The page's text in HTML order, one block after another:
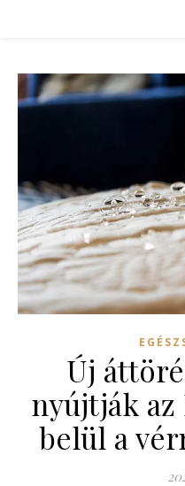
Új
nyújtják
belül a